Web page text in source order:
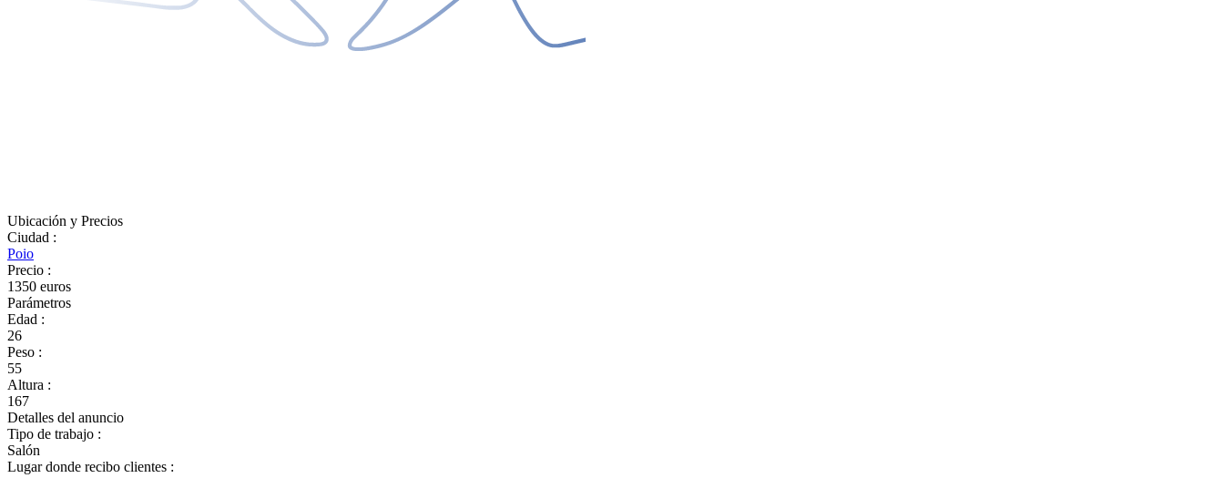
Ubicación y Precios
Ciudad :
Poio
Precio :
1350 euros
Parámetros
Edad :
26
Peso :
55
Altura :
167
Detalles del anuncio
Tipo de trabajo :
Salón
Lugar donde recibo clientes :